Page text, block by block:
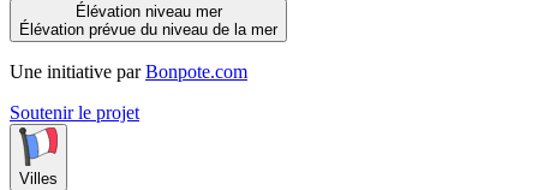
Élévation niveau mer
Élévation prévue du niveau de la mer
Une initiative par Bonpote.com
Soutenir le projet
Villes